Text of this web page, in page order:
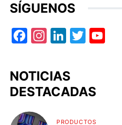
SÍGUENOS
Facebook
Instagram
LinkedIn
Twitter
NOTICIAS
DESTACADAS
PRODUCTOS